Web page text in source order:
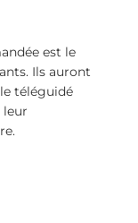
est le
Ils auront
téléguidé
leur